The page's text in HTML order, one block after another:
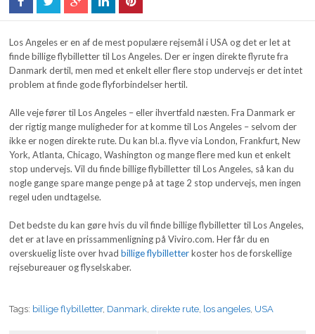
Los Angeles er en af de mest populære rejsemål i USA og det er let at
finde billige flybilletter til Los Angeles. Der er ingen direkte flyrute fra
Danmark dertil, men med et enkelt eller flere stop undervejs er det intet
problem at finde gode flyforbindelser hertil.
Alle veje fører til Los Angeles – eller ihvertfald næsten. Fra Danmark er
der rigtig mange muligheder for at komme til Los Angeles – selvom der
ikke er nogen direkte rute. Du kan bl.a. flyve via London, Frankfurt, New
York, Atlanta, Chicago, Washington og mange flere med kun et enkelt
stop undervejs. Vil du finde billige flybilletter til Los Angeles, så kan du
nogle gange spare mange penge på at tage 2 stop undervejs, men ingen
regel uden undtagelse.
Det bedste du kan gøre hvis du vil finde billige flybilletter til Los Angeles,
det er at lave en prissammenligning på Viviro.com. Her får du en
overskuelig liste over hvadbillige flybilletterkoster hos de forskellige
rejsebureauer og flyselskaber.
Tags: billige flybilletter, Danmark,direkte rute, los angeles, USA